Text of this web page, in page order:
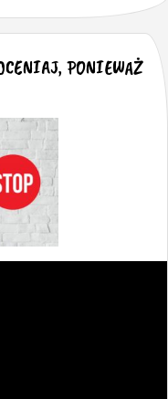
PONIEWAŻ